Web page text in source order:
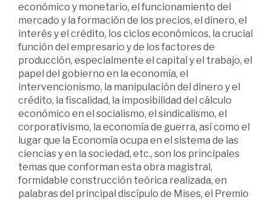
económico y monetario, el funcionamiento del
mercado y la formación de los precios, el dinero, el
interés y el crédito, los ciclos económicos, la crucial
función del empresario y de los factores de
producción, especialmente el capital y el trabajo, el
papel del gobierno en la economía, el
intervencionismo, la manipulación del dinero y el
crédito, la fiscalidad, la imposibilidad del cálculo
económico en el socialismo, el sindicalismo, el
corporativismo, la economía de guerra, así como el
lugar que la Economía ocupa en el sistema de las
ciencias y en la sociedad, etc., son los principales
temas que conforman esta obra magistral,
formidable construcción teórica realizada, en
palabras del principal discípulo de Mises, el Premio